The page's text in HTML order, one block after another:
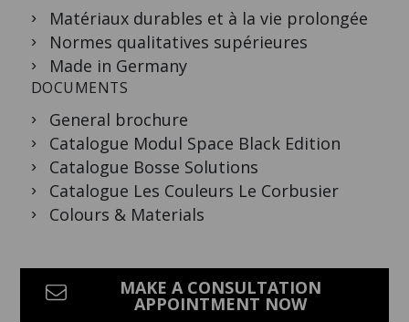
Matériaux durables et à la vie prolongée
Normes qualitatives supérieures
Made in Germany
DOCUMENTS
General brochure
Catalogue Modul Space Black Edition
Catalogue Bosse Solutions
Catalogue Les Couleurs Le Corbusier
Colours & Materials
MAKE A CONSULTATION
APPOINTMENT NOW